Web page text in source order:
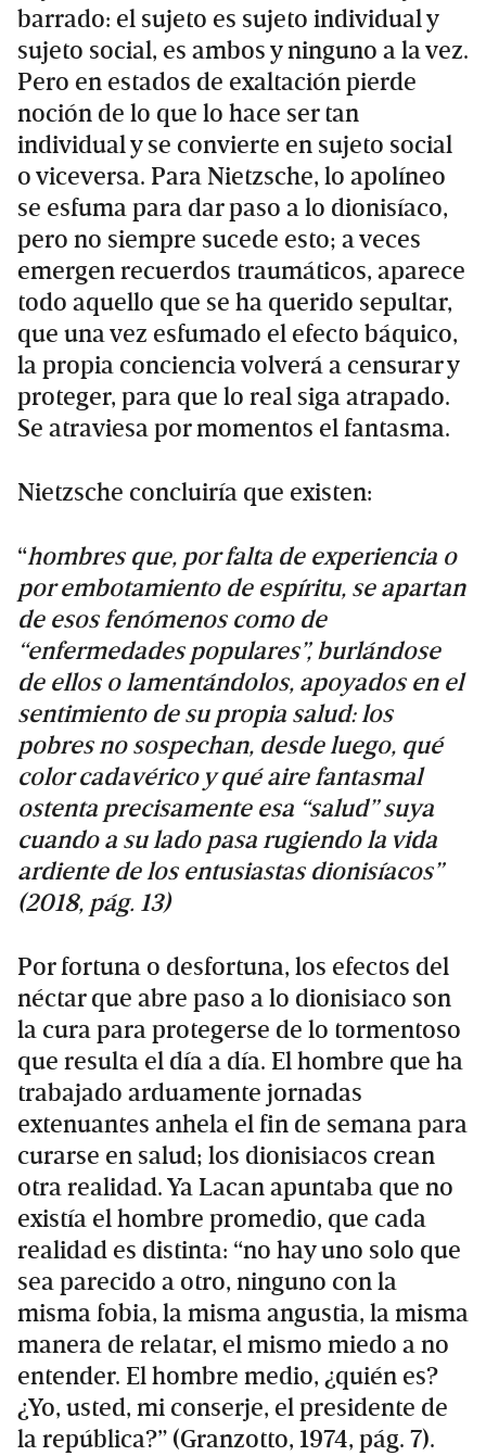
barrado: el sujeto es sujeto individual y
sujeto social, es ambos y ninguno a la vez.
Pero en estados de exaltación pierde
noción de lo que lo hace ser tan
individual y se convierte en sujeto social
o viceversa. Para Nietzsche, lo apolíneo
se esfuma para dar paso a lo dionisíaco,
pero no siempre sucede esto; a veces
emergen recuerdos traumáticos, aparece
todo aquello que se ha querido sepultar,
que una vez esfumado el efecto báquico,
la propia conciencia volverá a censurar y
proteger, para que lo real siga atrapado.
Se atraviesa por momentos el fantasma.
Nietzsche concluiría que existen:
“hombres que, por falta de experiencia o
por embotamiento de espíritu, se apartan
de esos fenómenos como de
“enfermedades populares”, burlándose
de ellos o lamentándolos, apoyados en el
sentimiento de su propia salud: los
pobres no sospechan, desde luego, qué
color cadavérico y qué aire fantasmal
ostenta precisamente esa “salud” suya
cuando a su lado pasa rugiendo la vida
ardiente de los entusiastas dionisíacos”
(2018, pág. 13)
Por fortuna o desfortuna, los efectos del
néctar que abre paso a lo dionisiaco son
la cura para protegerse de lo tormentoso
que resulta el día a día. El hombre que ha
trabajado arduamente jornadas
extenuantes anhela el fin de semana para
curarse en salud; los dionisiacos crean
otra realidad. Ya Lacan apuntaba que no
existía el hombre promedio, que cada
realidad es distinta: “no hay uno solo que
sea parecido a otro, ninguno con la
misma fobia, la misma angustia, la misma
manera de relatar, el mismo miedo a no
entender. El hombre medio, ¿quién es?
¿Yo, usted, mi conserje, el presidente de
la república?” (Granzotto, 1974, pág. 7).